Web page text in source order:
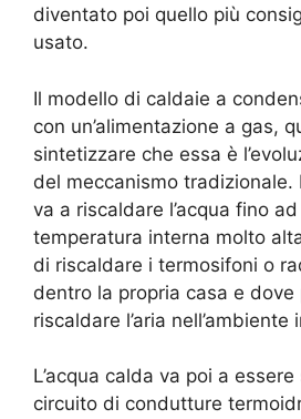
diventato poi quello più
usato.
Il modello di caldaie a
con un’alimentazione a gas,
sintetizzare che essa è
del meccanismo tradizionale.
va a riscaldare l’acqua fino
temperatura interna molto
di riscaldare i termosifoni o
dentro la propria casa e dove
riscaldare l’aria nell’ambiente
L’acqua calda va poi a
circuito di condutture